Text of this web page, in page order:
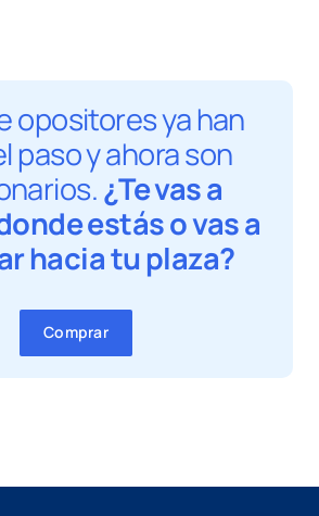
opositores ya han
paso y ahora son
¿Te vas a
estás o vas a
hacia tu plaza?
Comprar